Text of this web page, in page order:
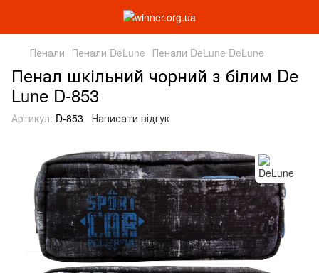
Пенали Пенали DeLune Пенали DeLune DeLune
Пенал шкільний чорний з білим De
Lune D-853
Артикул: D-853 Написати відгук